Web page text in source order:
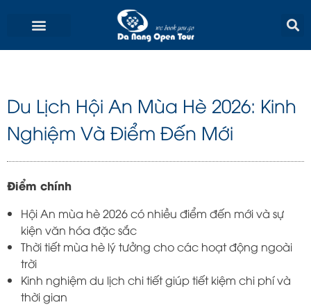
Du Lịch Hội An Mùa Hè 2026: Kinh
Nghiệm Và Điểm Đến Mới
Điểm chính
Hội An mùa hè 2026 có nhiều điểm đến mới và sự
kiện văn hóa đặc sắc
Thời tiết mùa hè lý tưởng cho các hoạt động ngoài
trời
Kinh nghiệm du lịch chi tiết giúp tiết kiệm chi phí và
thời gian